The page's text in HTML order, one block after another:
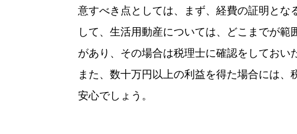
意すべき点としては、まず、経費の証明と
して、生活用動産については、どこまでが
があり、その場合は税理士に確認をしておい
また、数十万円以上の利益を得た場合には
安心でしょう。